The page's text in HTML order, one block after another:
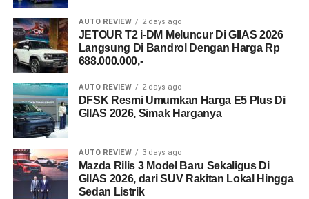
AUTO REVIEW 2 days ago
JETOUR T2 i-DM Meluncur Di GIIAS 2026
Langsung Di Bandrol Dengan Harga Rp
688.000.000,-
AUTO REVIEW 2 days ago
DFSK Resmi Umumkan Harga E5 Plus Di
GIIAS 2026, Simak Harganya
AUTO REVIEW 3 days ago
Mazda Rilis 3 Model Baru Sekaligus Di
GIIAS 2026, dari SUV Rakitan Lokal Hingga
Sedan Listrik